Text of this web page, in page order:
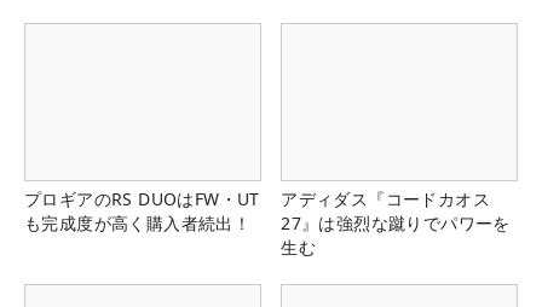
プロギアのRS DUOはFW・UT
も完成度が高く購入者続出！
アディダス『コードカオス
27』は強烈な蹴りでパワーを
生む